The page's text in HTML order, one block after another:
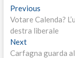
Navigazione
articoli
PreviousPrevious
post:
Votare Calenda?
destra liberale
NextNext
post:
Carfagna guarda